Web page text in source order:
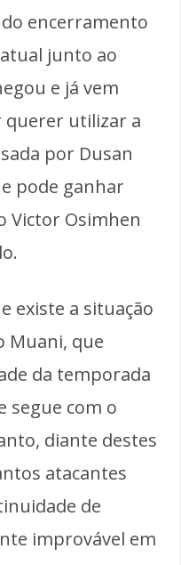
encerramento
junto ao
e já vem
querer utilizar a
por Dusan
pode ganhar
Victor Osimhen
existe a situação
Muani, que
da temporada
segue com o
diante destes
atacantes
de
improvável em